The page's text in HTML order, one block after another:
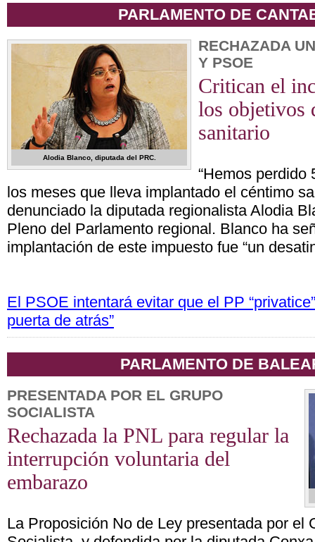
PARLAMENTO DE
Alodia Blanco, diputada del PRC.
RECHAZADA
Y PSOE
Critican el
los objetivos
sanitario
“Hemos perdido
los meses que lleva implantado el céntimo
denunciado la diputada regionalista Alodia
Pleno del Parlamento regional. Blanco ha
implantación de este impuesto fue “un
El PSOE intentará evitar que el PP
puerta de atrás”
PARLAMENTO DE
PRESENTADA POR EL GRUPO
SOCIALISTA
Rechazada la PNL para regular la
interrupción voluntaria del
embarazo
La Proposición No de Ley presentada por el